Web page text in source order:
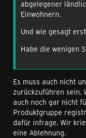
abgelegener
Einwohnern.
Und wie gesagt
Habe die wenigen
Es muss auch nicht
zurückzuführen sein.
auch noch gar nicht
Produktgruppe
dafür infrage. Wir
eine Ablehnung.